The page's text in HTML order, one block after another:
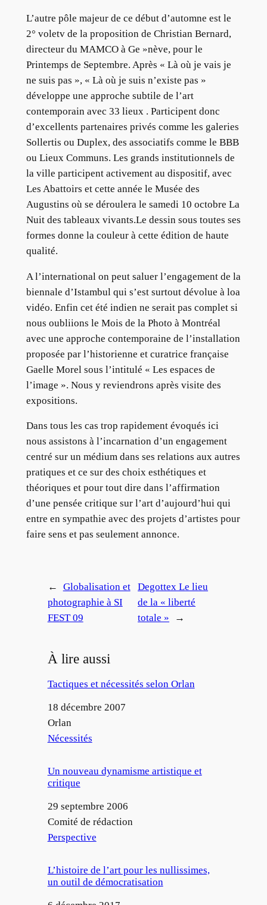
L’autre pôle majeur de ce début d’automne est le
2° voletv de la proposition de Christian Bernard,
directeur du MAMCO à Ge »nève, pour le
Printemps de Septembre. Après « Là où je vais je
ne suis pas », « Là où je suis n’existe pas »
développe une approche subtile de l’art
contemporain avec 33 lieux . Participent donc
d’excellents partenaires privés comme les galeries
Sollertis ou Duplex, des associatifs comme le BBB
ou Lieux Communs. Les grands institutionnels de
la ville participent activement au dispositif, avec
Les Abattoirs et cette année le Musée des
Augustins où se déroulera le samedi 10 octobre La
Nuit des tableaux vivants.Le dessin sous toutes ses
formes donne la couleur à cette édition de haute
qualité.
A l’international on peut saluer l’engagement de la
biennale d’Istambul qui s’est surtout dévolue à loa
vidéo. Enfin cet été indien ne serait pas complet si
nous oubliions le Mois de la Photo à Montréal
avec une approche contemporaine de l’installation
proposée par l’historienne et curatrice française
Gaelle Morel sous l’intitulé « Les espaces de
l’image ». Nous y reviendrons après visite des
expositions.
Dans tous les cas trop rapidement évoqués ici
nous assistons à l’incarnation d’un engagement
centré sur un médium dans ses relations aux autres
pratiques et ce sur des choix esthétiques et
théoriques et pour tout dire dans l’affirmation
d’une pensée critique sur l’art d’aujourd’hui qui
entre en sympathie avec des projets d’artistes pour
faire sens et pas seulement annonce.
←
Globalisation et
photographie à SI
FEST 09
Degottex Le lieu
de la « liberté
totale »
→
À lire aussi
Tactiques et nécessités selon Orlan
Date
18 décembre 2007
Auteur
Orlan
Par rapport à
Nécessités
Un nouveau dynamisme artistique et
critique
Date
29 septembre 2006
Auteur
Comité de rédaction
Par rapport à
Perspective
L’histoire de l’art pour les nullissimes,
un outil de démocratisation